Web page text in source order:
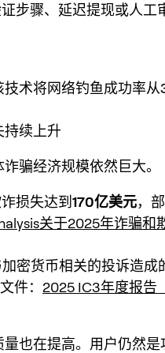
步骤、延迟提现或人工
术将网络钓鱼成功率从
持续上升
骗经济规模依然巨大。
损失达到 170亿美元，
关于2025年诈骗和
加密货币相关的投诉造成
件： 2025 IC3年度报告
也在提高。用户仍然是